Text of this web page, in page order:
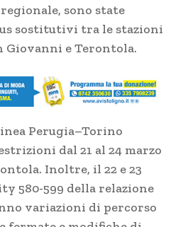
sono state
sostitutivi tra le stazioni
Giovanni e Terontola.
Perugia–Torino
dal 21 al 24 marzo
Inoltre, il 22 e 23
580-599 della relazione
variazioni di percorso